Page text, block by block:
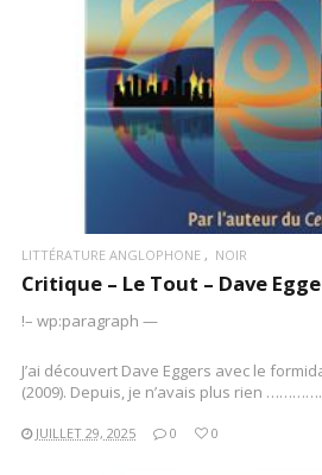
LIRE LA
LITTÉRATURE ANGLOPHONE NOIR
Critique – Le Tout – Dave
!– wp:paragraph —
J’ai découvert Dave Eggers avec le
(2009). Depuis, je n’avais plus rien
JUILLET 29, 2025 0 0